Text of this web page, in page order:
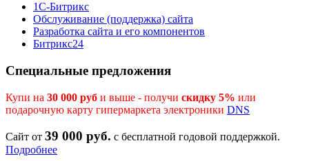
1С-Битрикс
Обслуживание (поддержка) сайта
Разработка сайта и его компонентов
Битрикс24
Специальные предложения
Купи на 30 000 руб и выше - получи скидку 5% или
подарочную карту гипермаркета электроники DNS
Сайт от 39 000 руб. с бесплатной годовой поддержкой.
Подробнее